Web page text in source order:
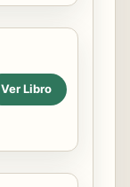
Ver Libro